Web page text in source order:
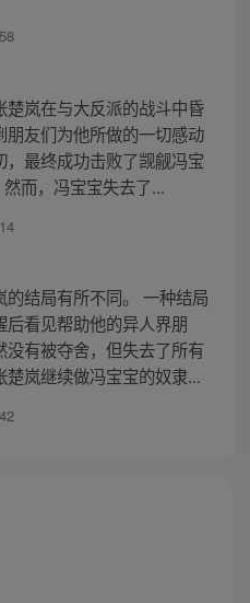
岚在与大反派的战斗中昏
友们为他所做的一切感动
最终成功击败了觊觎冯宝
而，冯宝宝失去了...
结局有所不同。 一种结局
看见帮助他的异人界朋
有被夺舍，但失去了所有
岚继续做冯宝宝的奴隶...